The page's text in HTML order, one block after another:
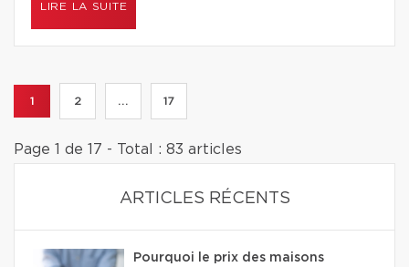
LIRE LA SUITE
1 2 ... 17
Page 1 de 17 - Total : 83 articles
ARTICLES RÉCENTS
Pourquoi le prix des maisons